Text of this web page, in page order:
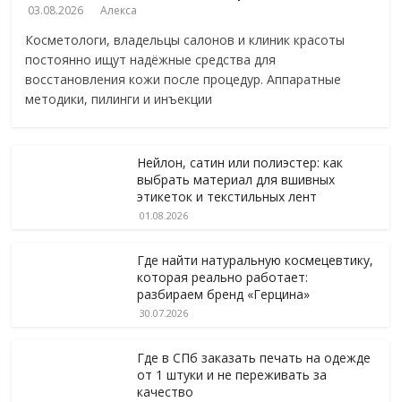
03.08.2026 Алекса
Косметологи, владельцы салонов и клиник красоты
постоянно ищут надёжные средства для
восстановления кожи после процедур. Аппаратные
методики, пилинги и инъекции
Нейлон, сатин или полиэстер: как
выбрать материал для вшивных
этикеток и текстильных лент
01.08.2026
Где найти натуральную космецевтику,
которая реально работает:
разбираем бренд «Герцина»
30.07.2026
Где в СПб заказать печать на одежде
от 1 штуки и не переживать за
качество